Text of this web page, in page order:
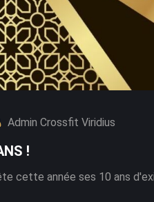
Admin Crossfit Viridius
!
cette année ses 10 ans